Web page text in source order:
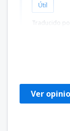
Útil
Traducido
Ver